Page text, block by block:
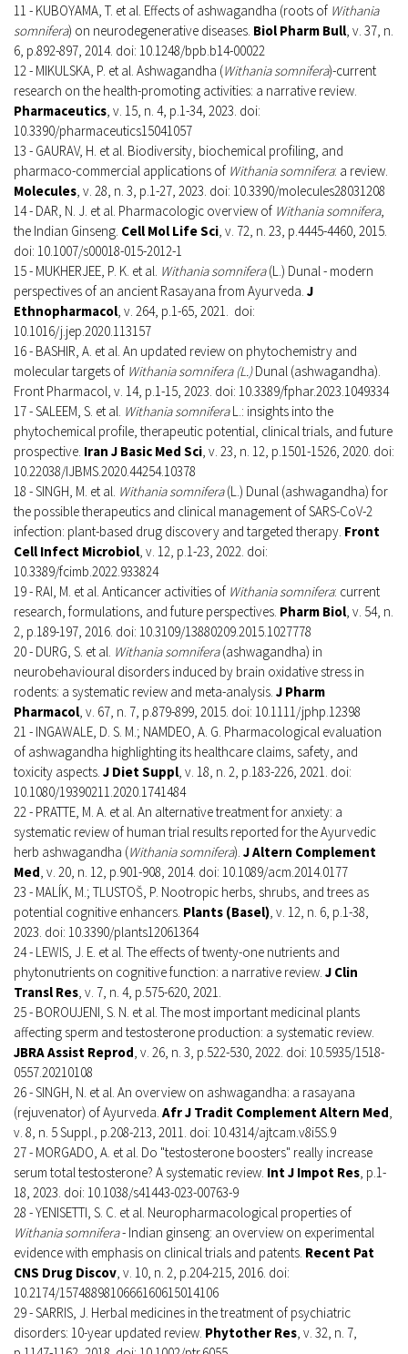
11 - KUBOYAMA, T. et al. Effects of ashwagandha (roots of Withania
somnifera) on neurodegenerative diseases. Biol Pharm Bull , v. 37, n.
6, p.892-897, 2014. doi: 10.1248/bpb.b14-00022
12 - MIKULSKA, P. et al. Ashwagandha (Withania somnifera)-current
research on the health-promoting activities: a narrative review.
Pharmaceutics , v. 15, n. 4, p.1-34, 2023. doi:
10.3390/pharmaceutics15041057
13 - GAURAV, H. et al. Biodiversity, biochemical profiling, and
pharmaco-commercial applications of Withania somnifera: a review.
Molecules , v. 28, n. 3, p.1-27, 2023. doi: 10.3390/molecules28031208
14 - DAR, N. J. et al. Pharmacologic overview of Withania somnifera,
the Indian Ginseng. Cell Mol Life Sci , v. 72, n. 23, p.4445-4460, 2015.
doi: 10.1007/s00018-015-2012-1
15 - MUKHERJEE, P. K. et al. Withania somnifera(L.) Dunal - modern
perspectives of an ancient Rasayana from Ayurveda. J
Ethnopharmacol , v. 264, p.1-65, 2021. doi:
10.1016/j.jep.2020.113157
16 - BASHIR, A. et al. An updated review on phytochemistry and
molecular targets of Withania somnifera (L.)Dunal (ashwagandha).
Front Pharmacol, v. 14, p.1-15, 2023. doi: 10.3389/fphar.2023.1049334
17 - SALEEM, S. et al. Withania somniferaL.: insights into the
phytochemical profile, therapeutic potential, clinical trials, and future
prospective. Iran J Basic Med Sci , v. 23, n. 12, p.1501-1526, 2020. doi:
10.22038/IJBMS.2020.44254.10378
18 - SINGH, M. et al. Withania somnifera(L.) Dunal (ashwagandha) for
the possible therapeutics and clinical management of SARS-CoV-2
infection: plant-based drug discovery and targeted therapy. Front
Cell Infect Microbiol , v. 12, p.1-23, 2022. doi:
10.3389/fcimb.2022.933824
19 - RAI, M. et al. Anticancer activities of Withania somnifera: current
research, formulations, and future perspectives. Pharm Biol , v. 54, n.
2, p.189-197, 2016. doi: 10.3109/13880209.2015.1027778
20 - DURG, S. et al. Withania somnifera(ashwagandha) in
neurobehavioural disorders induced by brain oxidative stress in
rodents: a systematic review and meta-analysis. J Pharm
Pharmacol , v. 67, n. 7, p.879-899, 2015. doi: 10.1111/jphp.12398
21 - INGAWALE, D. S. M.; NAMDEO, A. G. Pharmacological evaluation
of ashwagandha highlighting its healthcare claims, safety, and
toxicity aspects. J Diet Suppl , v. 18, n. 2, p.183-226, 2021. doi:
10.1080/19390211.2020.1741484
22 - PRATTE, M. A. et al. An alternative treatment for anxiety: a
systematic review of human trial results reported for the Ayurvedic
herb ashwagandha (Withania somnifera). J Altern Complement
Med , v. 20, n. 12, p.901-908, 2014. doi: 10.1089/acm.2014.0177
23 - MALÍK, M.; TLUSTOŠ, P. Nootropic herbs, shrubs, and trees as
potential cognitive enhancers. Plants (Basel) , v. 12, n. 6, p.1-38,
2023. doi: 10.3390/plants12061364
24 - LEWIS, J. E. et al. The effects of twenty-one nutrients and
phytonutrients on cognitive function: a narrative review. J Clin
Transl Res , v. 7, n. 4, p.575-620, 2021.
25 - BOROUJENI, S. N. et al. The most important medicinal plants
affecting sperm and testosterone production: a systematic review.
JBRA Assist Reprod , v. 26, n. 3, p.522-530, 2022. doi: 10.5935/1518-
0557.20210108
26 - SINGH, N. et al. An overview on ashwagandha: a rasayana
(rejuvenator) of Ayurveda. Afr J Tradit Complement Altern Med
v. 8, n. 5 Suppl., p.208-213, 2011. doi: 10.4314/ajtcam.v8i5S.9
27 - MORGADO, A. et al. Do "testosterone boosters" really increase
serum total testosterone? A systematic review. Int J Impot Res , p.1-
18, 2023. doi: 10.1038/s41443-023-00763-9
28 - YENISETTI, S. C. et al. Neuropharmacological properties of
Withania somnifera- Indian ginseng: an overview on experimental
evidence with emphasis on clinical trials and patents. Recent Pat
CNS Drug Discov , v. 10, n. 2, p.204-215, 2016. doi:
10.2174/1574889810666160615014106
29 - SARRIS, J. Herbal medicines in the treatment of psychiatric
disorders: 10-year updated review. Phytother Res , v. 32, n. 7,